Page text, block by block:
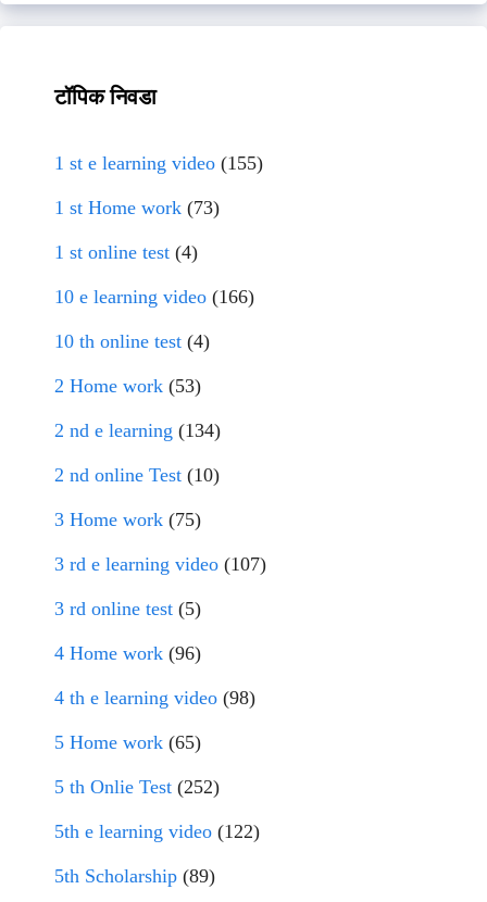
टॉपिक निवडा
1 st e learning video (155)
1 st Home work (73)
1 st online test (4)
10 e learning video (166)
10 th online test (4)
2 Home work (53)
2 nd e learning (134)
2 nd online Test (10)
3 Home work (75)
3 rd e learning video (107)
3 rd online test (5)
4 Home work (96)
4 th e learning video (98)
5 Home work (65)
5 th Onlie Test (252)
5th e learning video (122)
5th Scholarship (89)